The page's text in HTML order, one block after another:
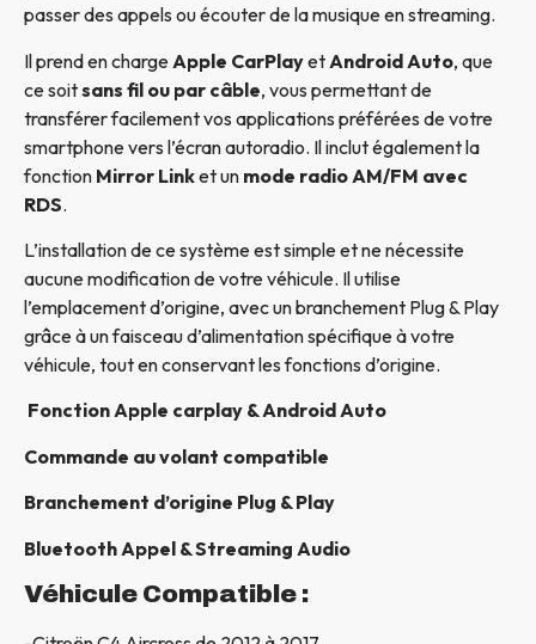
passer des appels ou écouter de la musique en streaming.
Il prend en charge Apple CarPlayet Android Auto, que
ce soitsans fil ou par câble, vous permettant de
transférer facilement vos applications préférées de votre
smartphone vers l’écran autoradio. Il inclut également la
fonction Mirror Linket un mode radio AM/FM avec
RDS.
L’installation de ce système est simple et ne nécessite
aucune modification de votre véhicule. Il utilise
l’emplacement d’origine, avec un branchement Plug & Play
grâce à un faisceau d’alimentation spécifique à votre
véhicule, tout en conservant les fonctions d’origine.
Fonction Apple carplay & Android Auto
Commande au volant compatible
Branchement d’origine Plug & Play
Bluetooth Appel & Streaming Audio
Véhicule Compatible :